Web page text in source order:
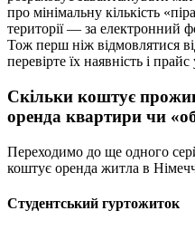
про мінімальну кількість
території — за електронний
Тож перш ніж відмовлятися
перевірте їх наявність і
Скільки коштує
оренда квартири чи
Переходимо до ще одного
коштує оренда житла в
Студентський гуртожиток